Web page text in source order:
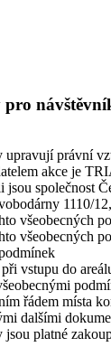
právní
akce je
jsou společnost
1110/
všeobecných
všeobecných
vstupu do
řádem místa
dalšími
platné